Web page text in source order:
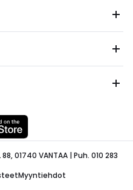
01740 VANTAA | Puh. 010 283
Myyntiehdot